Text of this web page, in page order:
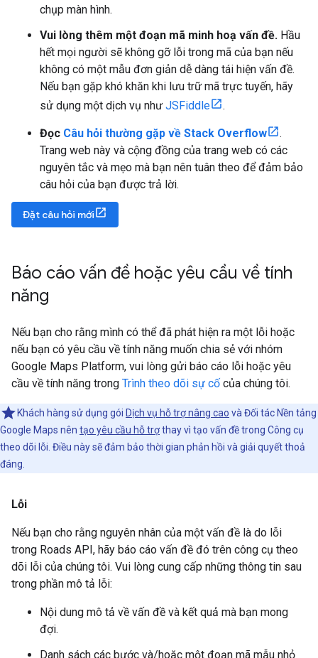
chụp màn hình.
Vui lòng thêm một đoạn mã minh hoạ vấn đề. Hầu
hết mọi người sẽ không gỡ lỗi trong mã của bạn nếu
không có một mẫu đơn giản dễ dàng tái hiện vấn đề.
Nếu bạn gặp khó khăn khi lưu trữ mã trực tuyến, hãy
sử dụng một dịch vụ như JSFiddle .
Đọc Câu hỏi thường gặp về Stack Overflow
.
Trang web này và cộng đồng của trang web có các
nguyên tắc và mẹo mà bạn nên tuân theo để đảm bảo
câu hỏi của bạn được trả lời.
Đặt câu hỏi mới
Báo cáo vấn đề hoặc yêu cầu về tính
năng
Nếu bạn cho rằng mình có thể đã phát hiện ra một lỗi hoặc
nếu bạn có yêu cầu về tính năng muốn chia sẻ với nhóm
Google Maps Platform, vui lòng gửi báo cáo lỗi hoặc yêu
cầu về tính năng trong Trình theo dõi sự cố của chúng tôi.
Khách hàng sử dụng gói Dịch vụ hỗ trợ nâng cao và Đối tác Nền tảng
Google Maps nên tạo yêu cầu hỗ trợthay vì tạo vấn đề trong Công cụ
theo dõi lỗi. Điều này sẽ đảm bảo thời gian phản hồi và giải quyết thoả
đáng.
Lỗi
Nếu bạn cho rằng nguyên nhân của một vấn đề là do lỗi
trong Roads API, hãy báo cáo vấn đề đó trên công cụ theo
dõi lỗi của chúng tôi. Vui lòng cung cấp những thông tin sau
trong phần mô tả lỗi:
Nội dung mô tả về vấn đề và kết quả mà bạn mong
đợi.
Danh sách các bước và/hoặc một đoạn mã mẫu nhỏ